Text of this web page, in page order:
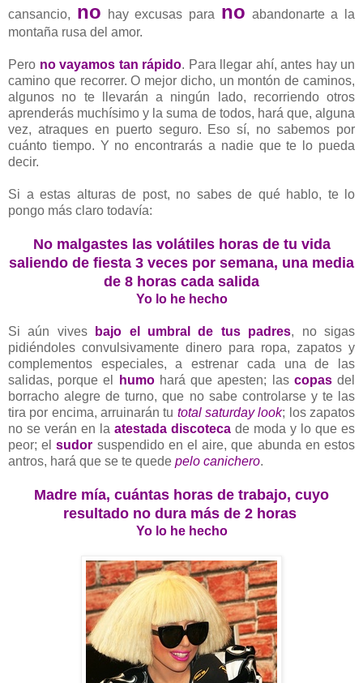
cansancio, no hay excusas para no abandonarte a la
montaña rusa del amor.
Pero no vayamos tan rápido. Para llegar ahí, antes hay un
camino que recorrer. O mejor dicho, un montón de caminos,
algunos no te llevarán a ningún lado, recorriendo otros
aprenderás muchísimo y la suma de todos, hará que, alguna
vez, atraques en puerto seguro. Eso sí, no sabemos por
cuánto tiempo. Y no encontrarás a nadie que te lo pueda
decir.
Si a estas alturas de post, no sabes de qué hablo, te lo
pongo más claro todavía:
No malgastes las volátiles horas de tu vida
saliendo de fiesta 3 veces por semana, una media
de 8 horas cada salida
Yo lo he hecho
Si aún vives bajo el umbral de tus padres, no sigas
pidiéndoles convulsivamente dinero para ropa, zapatos y
complementos especiales, a estrenar cada una de las
salidas, porque el
humohará que apesten; las copasdel
borracho alegre de turno, que no sabe controlarse y te las
tira por encima, arruinarán tu total saturday look; los zapatos
no se verán en la atestada discoteca de moda y lo que es
peor; elsudor suspendido en el aire, que abunda en estos
antros, hará que se te quede pelo canichero.
Madre mía, cuántas horas de trabajo, cuyo
resultado no dura más de 2 horas
Yo lo he hecho